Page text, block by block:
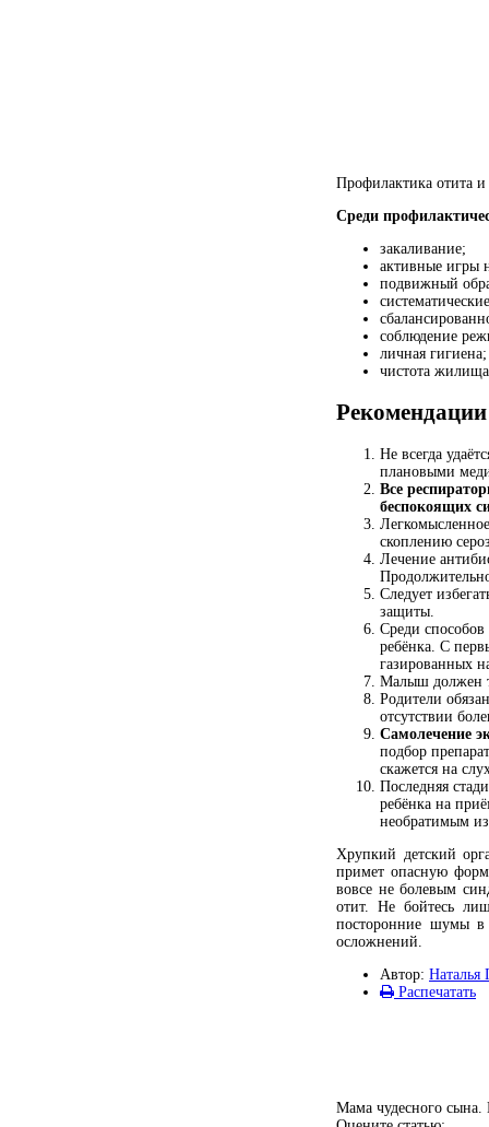
Профилактика отита и
Среди
закаливание;
активные игры
подвижный
соблюдение
личная гигиена;
чистота
Не всегда
плановыми
Все
беспокоящих
скоплению
Лечение
Следует
защиты.
Среди
ребёнка. С
газированных
Малыш должен
Родители
отсутствии
Самолечение
подбор
скажется на
Последняя
ребёнка на
необратимым
Хрупкий детский
примет опасную
вовсе не болевым
отит. Не бойтесь
посторонние шумы в
осложнений.
Автор: Наталья
Распечатать
Мама чудесного сына.